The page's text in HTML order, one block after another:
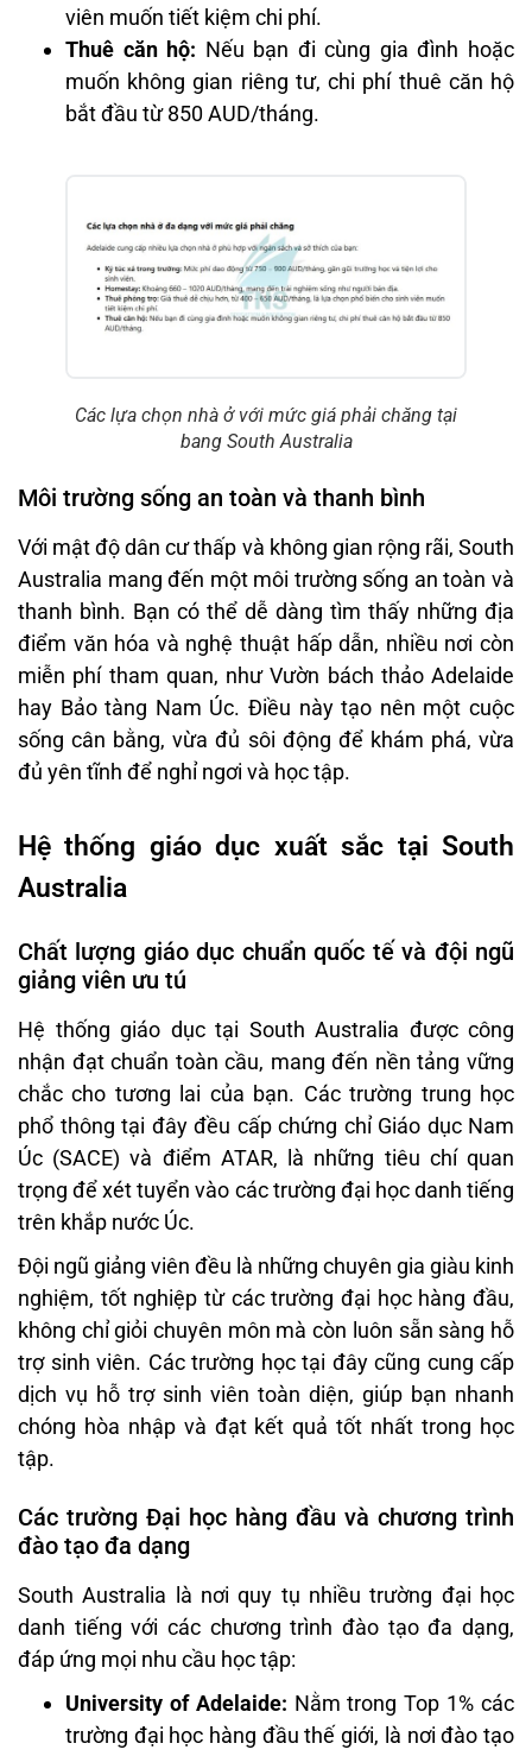
viên muốn tiết kiệm chi phí.
Thuê căn hộ: Nếu bạn đi cùng gia đình hoặc
muốn không gian riêng tư, chi phí thuê căn hộ
bắt đầu từ 850 AUD/tháng.
Các lựa chọn nhà ở với mức giá phải chăng tại
bang South Australia
Môi trường sống an toàn và thanh bình
Với mật độ dân cư thấp và không gian rộng rãi, South
Australia mang đến một môi trường sống an toàn và
thanh bình. Bạn có thể dễ dàng tìm thấy những địa
điểm văn hóa và nghệ thuật hấp dẫn, nhiều nơi còn
miễn phí tham quan, như Vườn bách thảo Adelaide
hay Bảo tàng Nam Úc. Điều này tạo nên một cuộc
sống cân bằng, vừa đủ sôi động để khám phá, vừa
đủ yên tĩnh để nghỉ ngơi và học tập.
Hệ thống giáo dục xuất sắc tại South
Australia
Chất lượng giáo dục chuẩn quốc tế và đội ngũ
giảng viên ưu tú
Hệ thống giáo dục tại South Australia được công
nhận đạt chuẩn toàn cầu, mang đến nền tảng vững
chắc cho tương lai của bạn. Các trường trung học
phổ thông tại đây đều cấp chứng chỉ Giáo dục Nam
Úc (SACE) và điểm ATAR, là những tiêu chí quan
trọng để xét tuyển vào các trường đại học danh tiếng
trên khắp nước Úc.
Đội ngũ giảng viên đều là những chuyên gia giàu kinh
nghiệm, tốt nghiệp từ các trường đại học hàng đầu,
không chỉ giỏi chuyên môn mà còn luôn sẵn sàng hỗ
trợ sinh viên. Các trường học tại đây cũng cung cấp
dịch vụ hỗ trợ sinh viên toàn diện, giúp bạn nhanh
chóng hòa nhập và đạt kết quả tốt nhất trong học
tập.
Các trường Đại học hàng đầu và chương trình
đào tạo đa dạng
South Australia là nơi quy tụ nhiều trường đại học
danh tiếng với các chương trình đào tạo đa dạng,
đáp ứng mọi nhu cầu học tập:
University of Adelaide: Nằm trong Top 1% các
trường đại học hàng đầu thế giới, là nơi đào tạo